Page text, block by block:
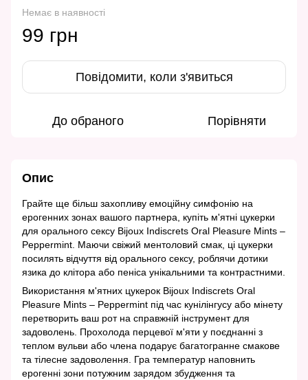
Немає в наявності
99 грн
Повідомити, коли з'явиться
До обраного Порівняти
Опис
Грайте ще більш захопливу емоційну симфонію на
ерогенних зонах вашого партнера, купіть м'ятні цукерки
для орального сексу Bijoux Indiscrets Oral Pleasure Mints –
Peppermint. Маючи свіжий ментоловий смак, ці цукерки
посилять відчуття від орального сексу, роблячи дотики
язика до клітора або пеніса унікальними та контрастними.
Використання м'ятних цукерок Bijoux Indiscrets Oral
Pleasure Mints – Peppermint під час кунілінгусу або мінету
перетворить ваш рот на справжній інструмент для
задоволень. Прохолода перцевої м'яти у поєднанні з
теплом вульви або члена подарує багатогранне смакове
та тілесне задоволення. Гра температур наповнить
ерогенні зони потужним зарядом збудження та